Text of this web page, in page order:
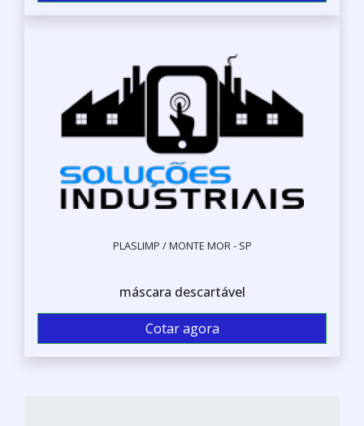
PLASLIMP / MONTE MOR - SP
máscara descartável
Cotar agora